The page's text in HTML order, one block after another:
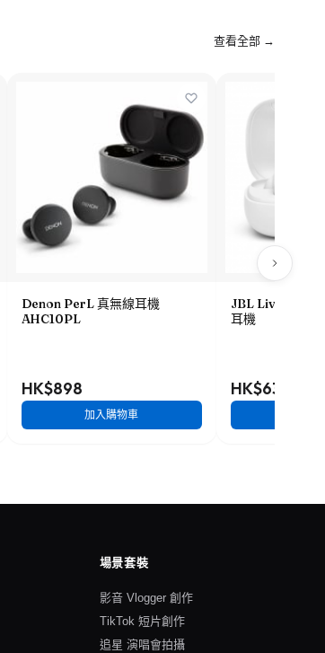
查看全部 →
Denon PerL 真無線耳機
AHC10PL
HK$898
加入購物車
JBL Live Pro+
耳機
HK$638
場景套裝
影音 Vlogger 創作
TikTok 短片創作
追星 演唱會拍攝